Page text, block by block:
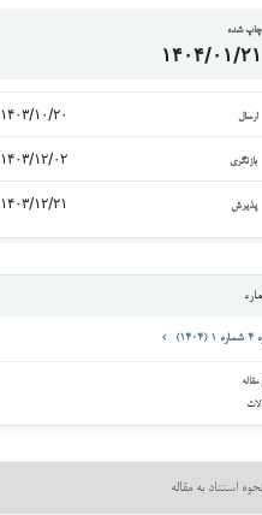
چاپ شده
۱۴۰۴/۰۱/۲۱
ارسال ۱۴۰۳/۱۰/۲۰
بازنگری ۱۴۰۳/۱۲/۰۲
پذیرش ۱۴۰۳/۱۲/۲۱
نحوه استناد به مقاله